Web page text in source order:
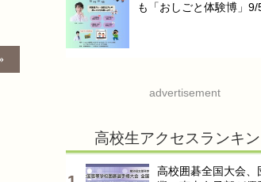
も「おしごと体験博」9/
advertisement
高校生アクセスランキ
高校囲碁全国大会、